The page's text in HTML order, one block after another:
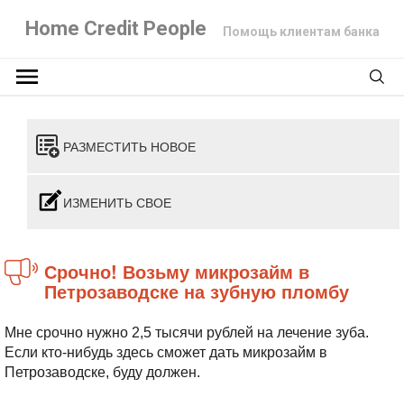
Home Credit People Помощь клиентам банка
РАЗМЕСТИТЬ НОВОЕ
ИЗМЕНИТЬ СВОЕ
Срочно! Возьму микрозайм в
Петрозаводске на зубную пломбу
Мне срочно нужно 2,5 тысячи рублей на лечение зуба.
Если кто-нибудь здесь сможет дать микрозайм в
Петрозаводске, буду должен.